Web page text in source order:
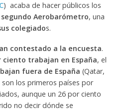
) acaba de hacer públicos los
Aerobarómetro, una
colegiados.
contestado a la encuesta.
ciento trabajan en España, el
fuera de España (Qatar,
son los primeros países por
aunque un 26 por ciento
no decir dónde se